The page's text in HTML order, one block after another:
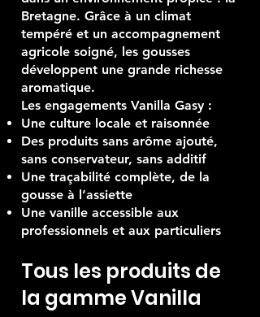
malgache et cultivée en France
dans un environnement propice : la
Bretagne. Grâce à un climat
tempéré et un accompagnement
agricole soigné, les gousses
développent une grande richesse
aromatique.
Les engagements Vanilla Gasy :
Une culture locale et raisonnée
Des produits sans arôme ajouté,
sans conservateur, sans additif
Une traçabilité complète, de la
gousse à l’assiette
Une vanille accessible aux
professionnels et aux particuliers
Tous les produits de